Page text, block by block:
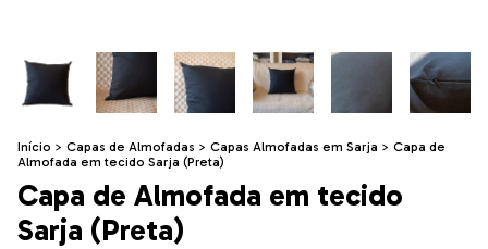
Início > Capas de Almofadas > Capas Almofadas em Sarja > Capa de
Almofada em tecido Sarja (Preta)
Capa de Almofada em tecido
Sarja (Preta)